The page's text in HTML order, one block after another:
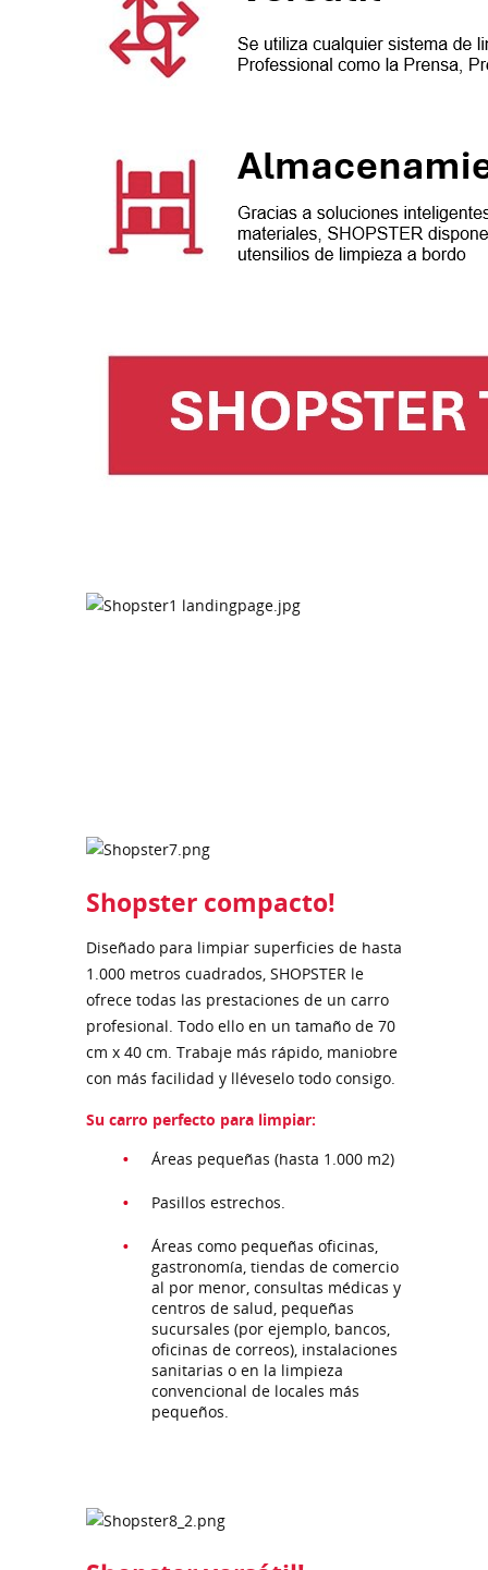
Shopster compacto!
Diseñado para limpiar superficies de hasta
1.000 metros cuadrados, SHOPSTER le
ofrece todas las prestaciones de un carro
profesional. Todo ello en un tamaño de 70
cm x 40 cm. Trabaje más rápido, maniobre
con más facilidad y lléveselo todo consigo.
Su carro perfecto para limpiar:
Áreas pequeñas (hasta 1.000 m2)
Pasillos estrechos.
Áreas como pequeñas oficinas,
gastronomía, tiendas de comercio
al por menor, consultas médicas y
centros de salud, pequeñas
sucursales (por ejemplo, bancos,
oficinas de correos), instalaciones
sanitarias o en la limpieza
convencional de locales más
pequeños.